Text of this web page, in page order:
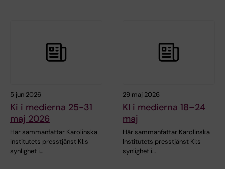
5 jun 2026
Ki i medierna 25-31
maj 2026
Här sammanfattar Karolinska
Institutets presstjänst KI:s
synlighet i…
29 maj 2026
KI i medierna 18–24
maj
Här sammanfattar Karolinska
Institutets presstjänst KI:s
synlighet i…